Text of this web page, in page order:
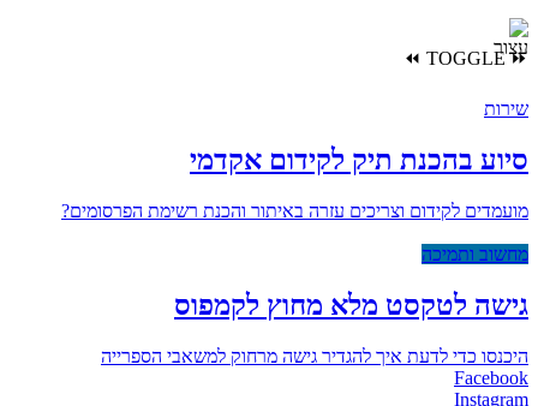
⏩
TOGGLE
⏪
שירות
סיוע בהכנת תיק לקידום אקדמי
מועמדים לקידום וצריכים עזרה באיתור והכנת רשימת הפרסומים?
מחשוב ותמיכה
גישה לטקסט מלא מחוץ לקמפוס
היכנסו כדי לדעת איך להגדיר גישה מרחוק למשאבי הספרייה
Facebook
Instagram